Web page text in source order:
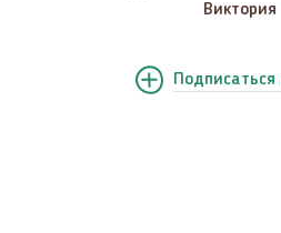
Виктория
Подписаться